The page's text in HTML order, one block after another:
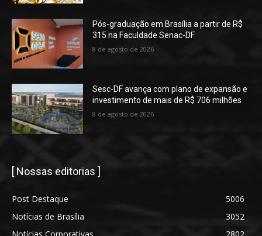
Pós-graduação em Brasília a partir de R$
315 na Faculdade Senac-DF
8 de agosto de 2026
Sesc-DF avança com plano de expansão e
investimento de mais de R$ 706 milhões
8 de agosto de 2026
[ Nossas editorias ]
Post Destaque
5006
Notícias de Brasília
3052